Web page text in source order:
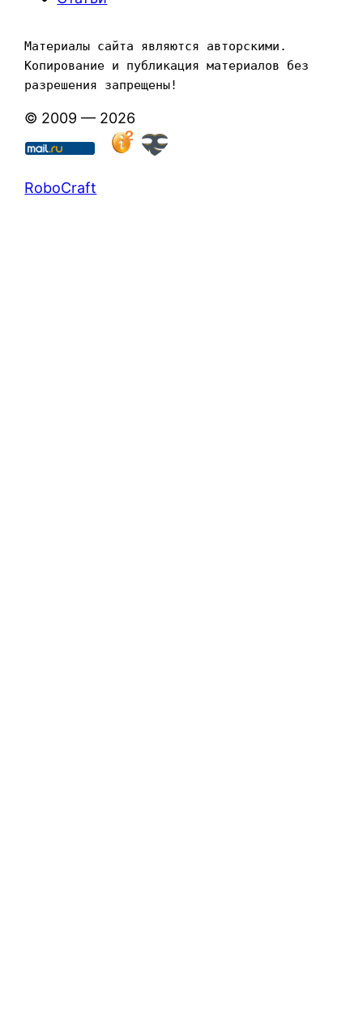
Материалы сайта являются авторскими.
Копирование и публикация материалов без
разрешения запрещены!
© 2009 — 2026
RoboCraft